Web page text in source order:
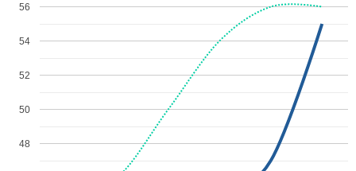
48
50
52
54
56